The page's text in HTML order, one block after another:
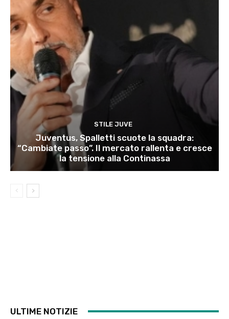
STILE JUVE
Juventus, Spalletti scuote la squadra:
“Cambiate passo”. Il mercato rallenta e cresce
la tensione alla Continassa
ULTIME NOTIZIE